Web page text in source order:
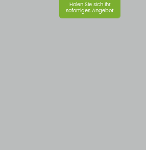
Holen Sie sich Ihr
sofortiges Angebot